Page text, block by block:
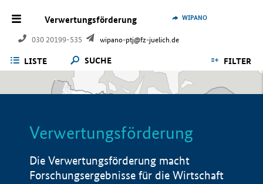
Verwertungsförderung
030 20199-535 wipano-ptj@fz-juelich.de
WIPANO
LISTE SUCHE FILTER
Verwertungsförderung
Die Verwertungsförderung macht
Forschungsergebnisse für die Wirtschaft